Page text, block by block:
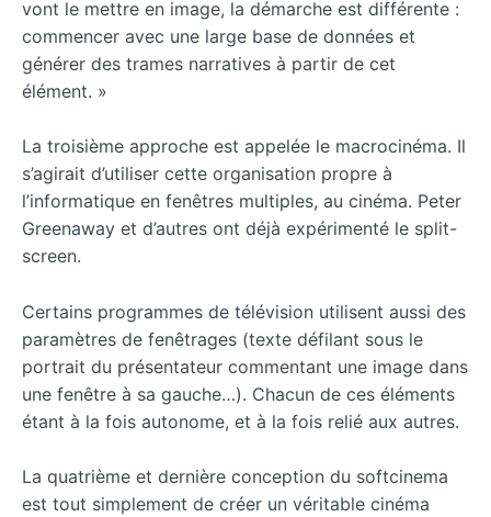
vont le mettre en image, la démarche est différente :
commencer avec une large base de données et
générer des trames narratives à partir de cet
élément. »
La troisième approche est appelée le macrocinéma. Il
s’agirait d’utiliser cette organisation propre à
l’informatique en fenêtres multiples, au cinéma. Peter
Greenaway et d’autres ont déjà expérimenté le split-
screen.
Certains programmes de télévision utilisent aussi des
paramètres de fenêtrages (texte défilant sous le
portrait du présentateur commentant une image dans
une fenêtre à sa gauche…). Chacun de ces éléments
étant à la fois autonome, et à la fois relié aux autres.
La quatrième et dernière conception du softcinema
est tout simplement de créer un véritable cinéma